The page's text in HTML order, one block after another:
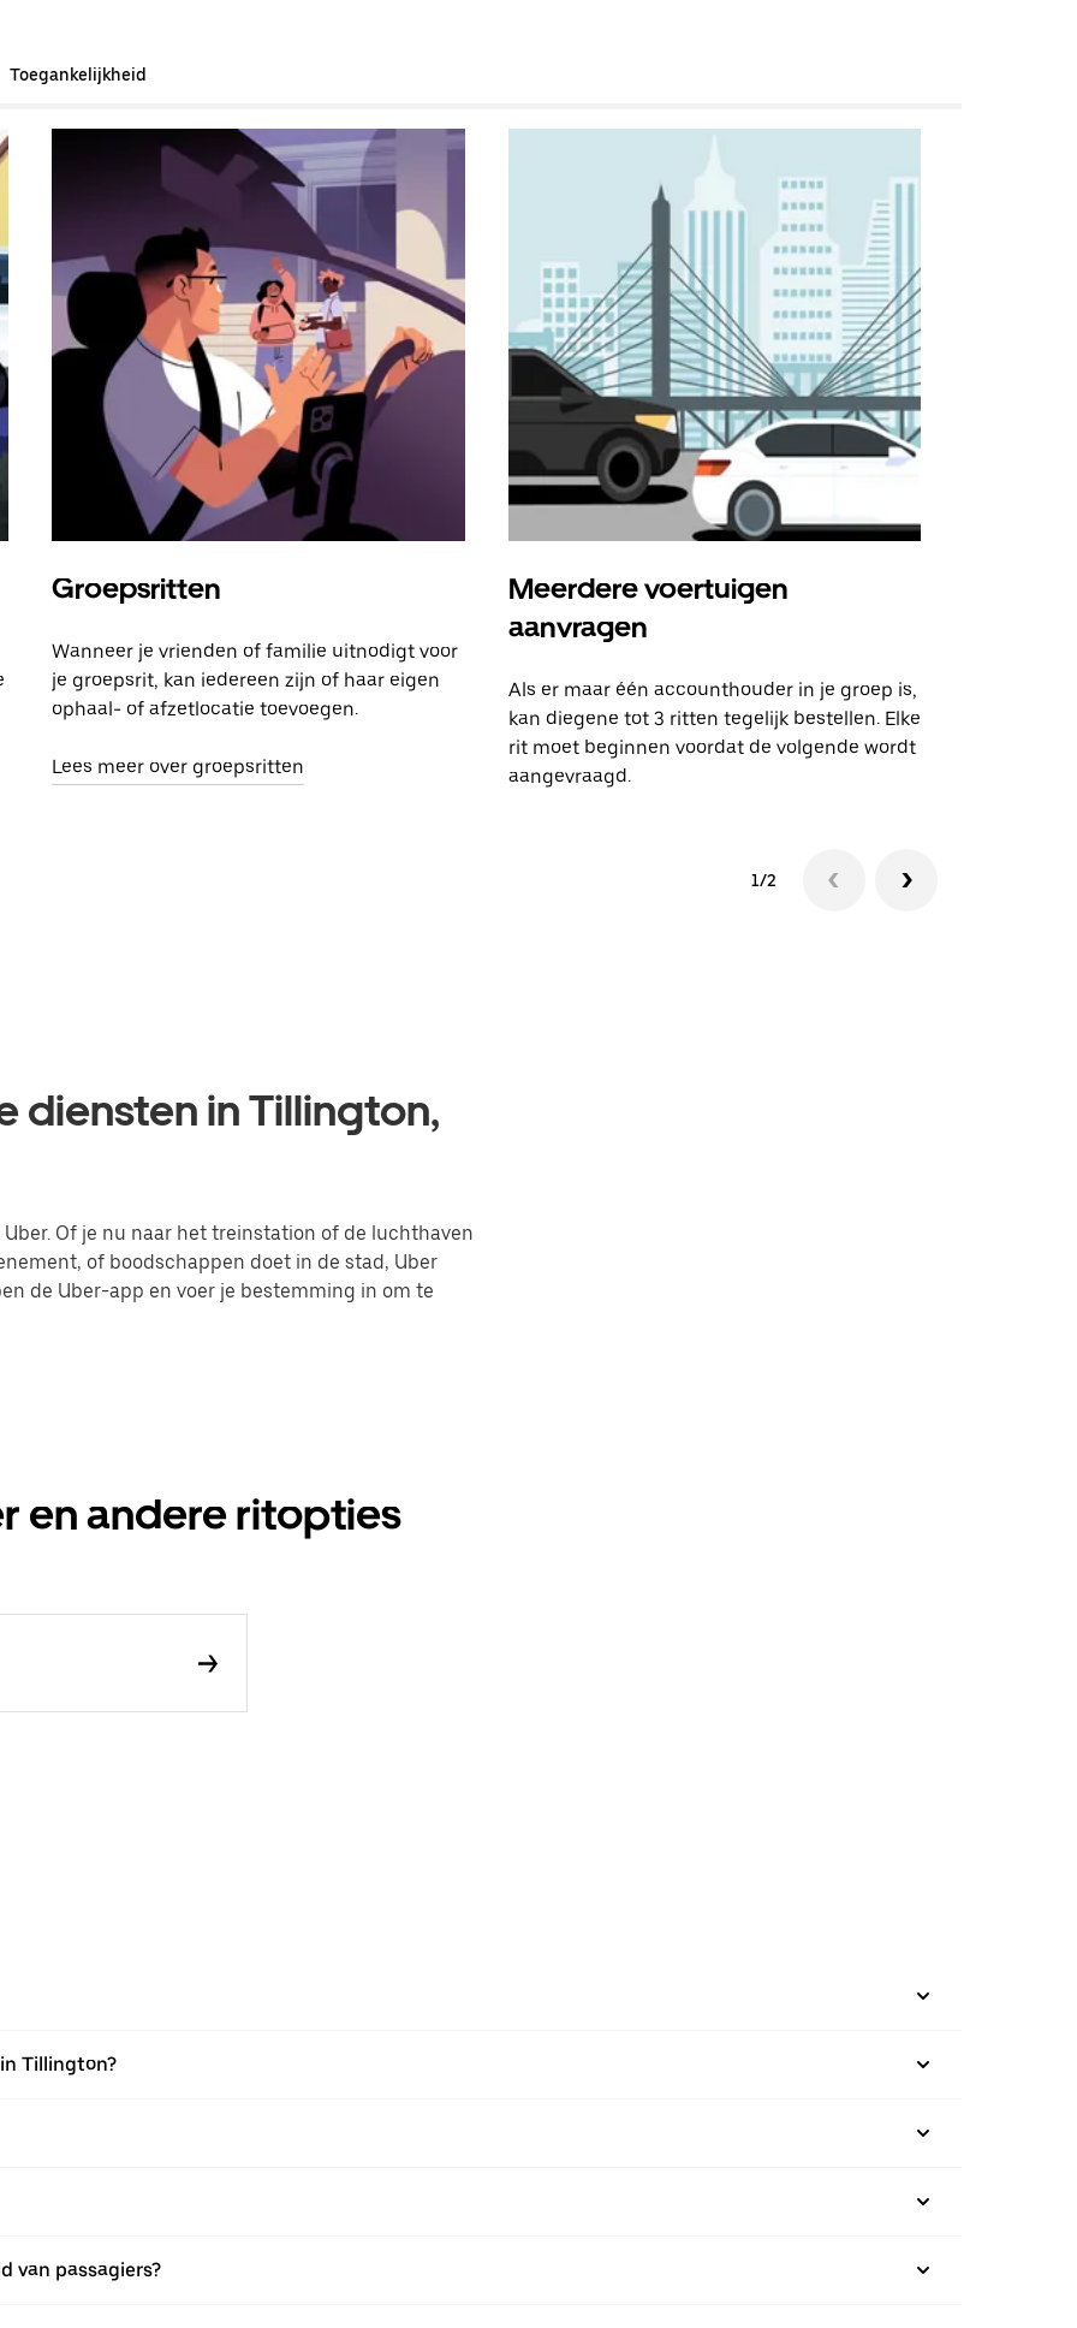
Toegankelijkheid
Groepsritten
Wanneer je vrienden of familie uitnodigt voor
je groepsrit, kan iedereen zijn of haar eigen
ophaal- of afzetlocatie toevoegen.
Lees meer over groepsritten
Meerdere voertuigen
aanvragen
Als er maar één accounthouder in je groep is,
kan diegene tot 3 ritten tegelijk bestellen. Elke
rit moet beginnen voordat de volgende wordt
aangevraagd.
1/2
diensten in Tillington,
Of je nu naar het treinstation of de luchthaven
of boodschappen doet in de stad, Uber
de Uber-app en voer je bestemming in om te
en andere ritopties
Tillington?
van passagiers?